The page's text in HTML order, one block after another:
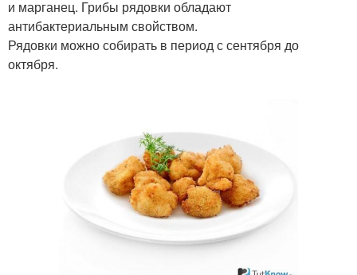
и марганец. Грибы рядовки обладают
антибактериальным свойством.
Рядовки можно собирать в период с сентября до
октября.